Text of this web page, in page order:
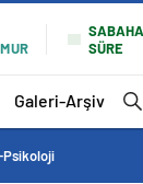
SÜRE
Galeri-Arşiv